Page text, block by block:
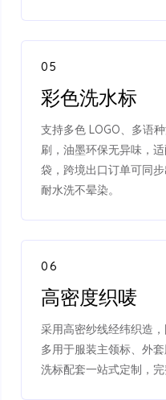
05
彩色洗水标
支持多色 LOGO、多语
刷，油墨环保无异味，
袋，跨境出口订单可同
耐水洗不晕染。
06
高密度织唛
采用高密纱线经纬织造
多用于服装主领标、外
洗标配套一站式定制，完